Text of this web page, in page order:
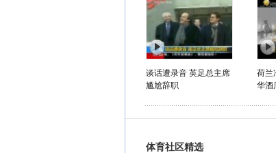
谈话遭录音 英足总主席
尴尬辞职
荷兰
华酒
体育社区精选